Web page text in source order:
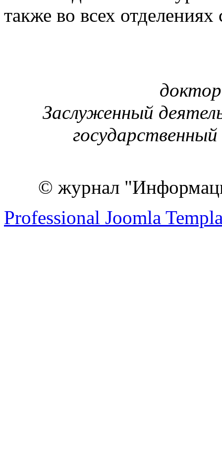
также во всех
Заслуженный
© журнал
Professional Joomla